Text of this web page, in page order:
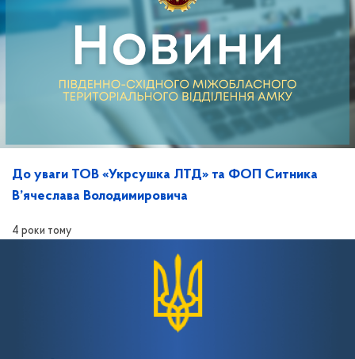
До уваги ТОВ «Укрсушка ЛТД» та ФОП Ситника
В’ячеслава Володимировича
4 роки тому